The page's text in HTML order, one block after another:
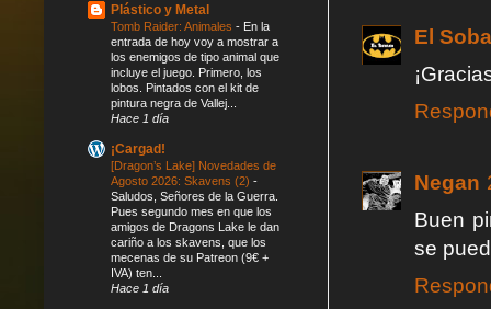
El
Negan
Buen
se
Plástico y Metal
Tomb Raider: Animales - En la
entrada de hoy voy a mostrar a
los enemigos de tipo animal que
incluye el juego. Primero, los
lobos. Pintados con el kit de
pintura negra de Vallej...
Hace 1 día
¡Cargad!
[Dragon’s Lake] Novedades de
Agosto 2026: Skavens (2) -
Saludos, Señores de la Guerra.
Pues segundo mes en que los
amigos de Dragons Lake le dan
cariño a los skavens, que los
mecenas de su Patreon (9€ +
IVA) ten...
Hace 1 día